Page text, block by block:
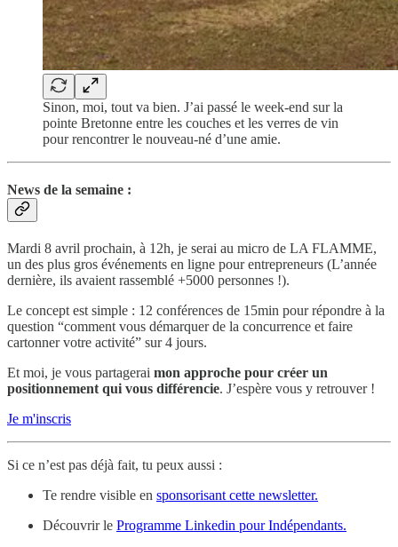
Sinon, moi, tout va bien. J’ai passé le week-end sur la
pointe Bretonne entre les couches et les verres de vin
pour rencontrer le nouveau-né d’une amie.
News de la semaine :
Mardi 8 avril prochain, à 12h, je serai au micro de LA FLAMME,
un des plus gros événements en ligne pour entrepreneurs (L’année
dernière, ils avaient rassemblé +5000 personnes !).
Le concept est simple : 12 conférences de 15min pour répondre à la
question “comment vous démarquer de la concurrence et faire
cartonner votre activité” sur 4 jours.
Et moi, je vous partagerai mon approche pour créer un
positionnement qui vous différencie. J’espère vous y retrouver !
Je m'inscris
Si ce n’est pas déjà fait, tu peux aussi :
Te rendre visible en sponsorisant cette newsletter.
Découvrir le Programme Linkedin pour Indépendants.